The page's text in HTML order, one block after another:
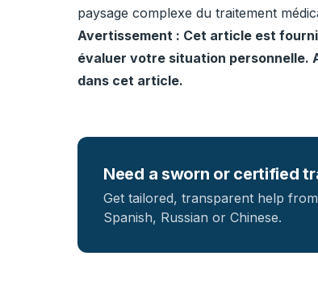
paysage complexe du traitement
Avertissement : Cet article est
évaluer votre situation personnelle.
dans cet article.
Need a sworn or certified
Get tailored, transparent help
Spanish, Russian or Chinese.